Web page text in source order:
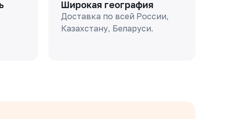
Широкая география
Доставка по всей России,
Казахстану, Беларуси.